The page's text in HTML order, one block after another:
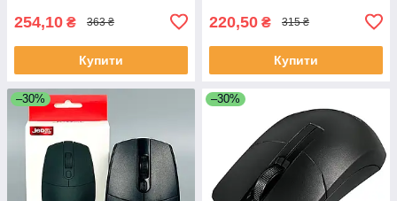
254,10 ₴ 363 ₴
Купити
220,50 ₴ 315 ₴
Купити
–30% –30%